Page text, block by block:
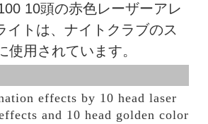
10頭の赤色レーザーアレ
イトは、ナイトクラブのス
使用されています。
effects by 10 head laser
and 10 head golden color